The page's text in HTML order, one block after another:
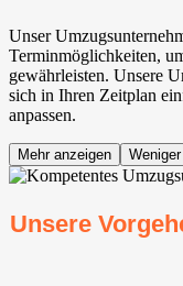
Unser
Terminmöglichkeiten,
gewährleisten. Unsere
sich in Ihren Zeitplan
anpassen.
Mehr anzeigen
Unsere